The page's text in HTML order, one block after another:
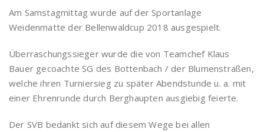
Am Samstagmittag wurde auf der Sportanlage
Weidenmatte der Bellenwaldcup 2018 ausgespielt.
Überraschungssieger wurde die von Teamchef Klaus
Bauer gecoachte SG des Bottenbach / der Blumenstraßen,
welche ihren Turniersieg zu später Abendstunde u. a. mit
einer Ehrenrunde durch Berghaupten ausgiebig feierte.
Der SVB bedankt sich auf diesem Wege bei allen